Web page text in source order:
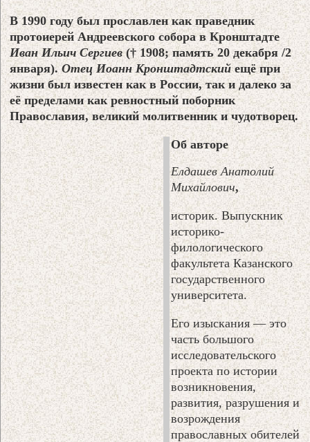
В 1990 году был прославлен как праведник
протоиерей Андреевского собора в Кронштадте
Иван Ильич Сергиев († 1908; память 20 декабря /2
января).Отец Иоанн Кронштадтскийещё при
жизни был известен как в России, так и далеко за
её пределами как ревностный поборник
Православия, великий молитвенник и чудотворец.
Об авторе
ЕлдашевАнатолий
Михайлович,
историк. Выпускник
историко-
филологического
факультета Казанского
государственного
университета.
Его изыскания — это
часть большого
исследовательского
проекта по истории
возникновения,
развития, разрушения и
возрождения
православных обителей